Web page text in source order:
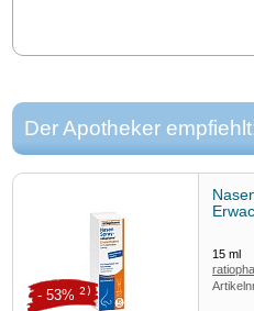
Der Apotheker
15ml
- 53% 2)